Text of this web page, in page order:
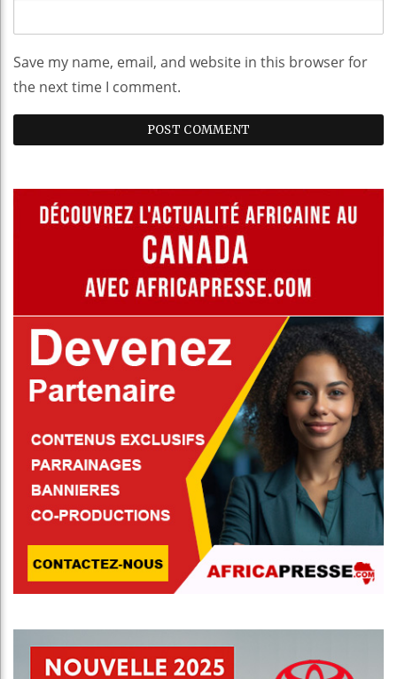
Save my name, email, and website in this browser for
the next time I comment.